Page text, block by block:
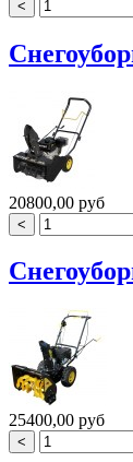
20800,00 руб
25400,00 руб